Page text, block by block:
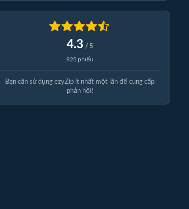
4.3 / 5
928 phiếu
Bạn cần sử dụng ezyZip ít nhất một lần để cung cấp
phản hồi!